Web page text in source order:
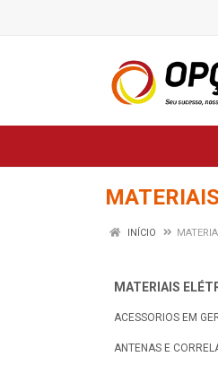
INÍCIO
MATERIAIS
ACESSORIOS EM
ANTENAS E